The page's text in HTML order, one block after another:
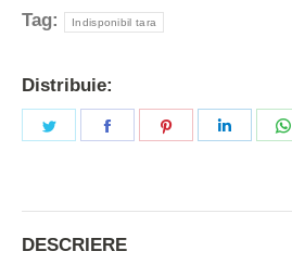
Tag:
Indisponibil tara
Distribuie:
Share
Share
Share
Share
DESCRIERE